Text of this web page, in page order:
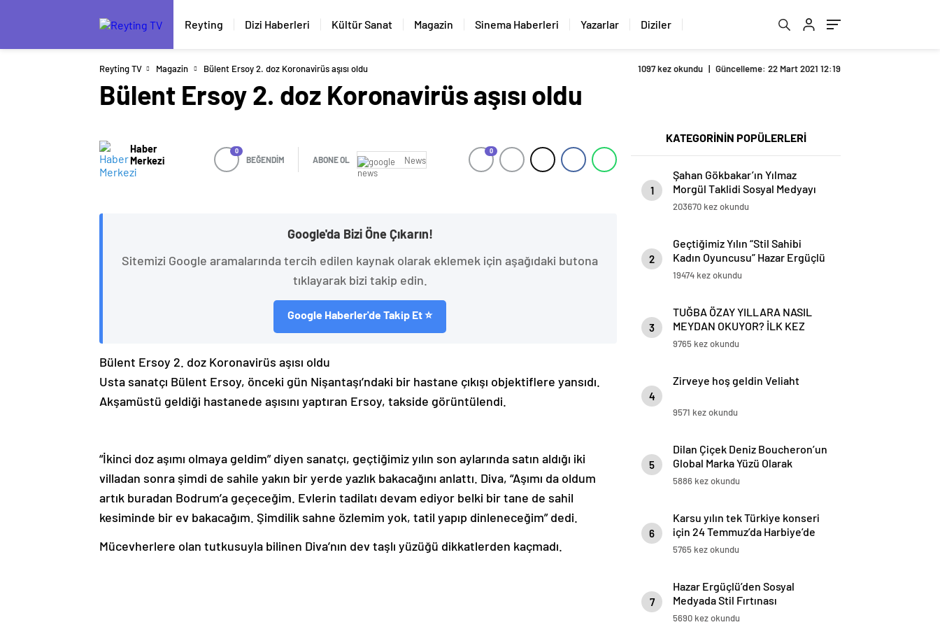
Reyting Dizi Haberleri Kültür Sanat Magazin Sinema Haberleri Yazarlar Diziler
Reyting TV Magazin Bülent Ersoy 2. doz Koronavirüs aşısı oldu 1097 kez okundu | Güncelleme: 22 Mart 2021 12:19
Bülent Ersoy 2. doz Koronavirüs aşısı oldu
Haber
Merkezi
0
BEĞENDİM ABONE OL News
0
Google'da Bizi Öne Çıkarın!
Sitemizi Google aramalarında tercih edilen kaynak olarak eklemek için aşağıdaki butona
tıklayarak bizi takip edin.
Google Haberler'de Takip Et ⭐
Bülent Ersoy 2. doz Koronavirüs aşısı oldu
Usta sanatçı Bülent Ersoy, önceki gün Nişantaşı’ndaki bir hastane çıkışı objektiflere yansıdı.
Akşamüstü geldiği hastanede aşısını yaptıran Ersoy, takside görüntülendi.
“İkinci doz aşımı olmaya geldim” diyen sanatçı, geçtiğimiz yılın son aylarında satın aldığı iki
villadan sonra şimdi de sahile yakın bir yerde yazlık bakacağını anlattı. Diva, “Aşımı da oldum
artık buradan Bodrum’a geçeceğim. Evlerin tadilatı devam ediyor belki bir tane de sahil
kesiminde bir ev bakacağım. Şimdilik sahne özlemim yok, tatil yapıp dinleneceğim” dedi.
Mücevherlere olan tutkusuyla bilinen Diva’nın dev taşlı yüzüğü dikkatlerden kaçmadı.
KATEGORİNİN POPÜLERLERİ
1
Şahan Gökbakar’ın Yılmaz
Morgül Taklidi Sosyal Medyayı
Salladı!
203670 kez okundu
2
Geçtiğimiz Yılın “Stil Sahibi
Kadın Oyuncusu” Hazar Ergüçlü
Elle Style Awards 2026
19474 kez okundu
3
TUĞBA ÖZAY YILLARA NASIL
MEYDAN OKUYOR? İLK KEZ
AÇIKLADI?
9765 kez okundu
4
Zirveye hoş geldin Veliaht
9571 kez okundu
5
Dilan Çiçek Deniz Boucheron’un
Global Marka Yüzü Olarak
Paris’te Parlıyor!
5886 kez okundu
6
Karsu yılın tek Türkiye konseri
için 24 Temmuz’da Harbiye’de
5765 kez okundu
7
Hazar Ergüçlü’den Sosyal
Medyada Stil Fırtınası
5690 kez okundu